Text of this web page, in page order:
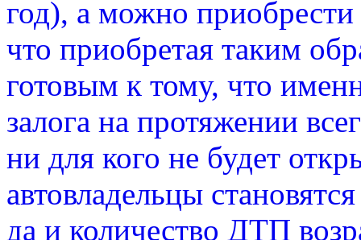
год), а можно
что приобретая таким
готовым к тому, что
залога на протяжении
ни для кого не будет
автовладельцы
да и количество ДТП